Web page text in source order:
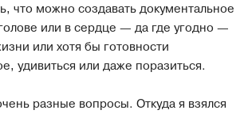
что можно создавать документальное
или в сердце — да где угодно —
или хотя бы готовности
удивиться или даже поразиться.
разные вопросы. Откуда я взялся